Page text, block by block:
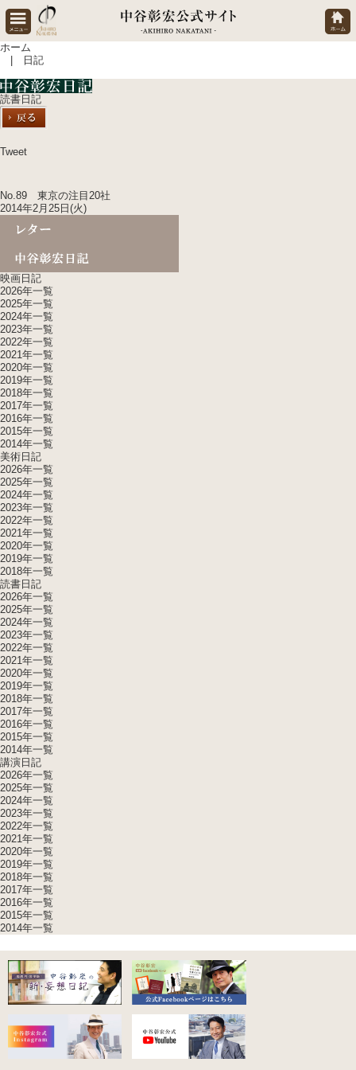
ホーム
| 日記
読書日記
Tweet
No.89 東京の注目20社
2014年2月25日(火)
映画日記
2026年一覧
2025年一覧
2024年一覧
2023年一覧
2022年一覧
2021年一覧
2020年一覧
2019年一覧
2018年一覧
2017年一覧
2016年一覧
2015年一覧
2014年一覧
美術日記
2026年一覧
2025年一覧
2024年一覧
2023年一覧
2022年一覧
2021年一覧
2020年一覧
2019年一覧
2018年一覧
読書日記
2026年一覧
2025年一覧
2024年一覧
2023年一覧
2022年一覧
2021年一覧
2020年一覧
2019年一覧
2018年一覧
2017年一覧
2016年一覧
2015年一覧
2014年一覧
講演日記
2026年一覧
2025年一覧
2024年一覧
2023年一覧
2022年一覧
2021年一覧
2020年一覧
2019年一覧
2018年一覧
2017年一覧
2016年一覧
2015年一覧
2014年一覧